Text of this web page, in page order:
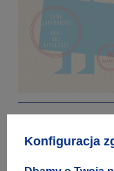
Kraj bez
Konfiguracja